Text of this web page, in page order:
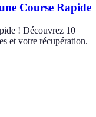
Course Rapide
! Découvrez 10
et votre récupération.